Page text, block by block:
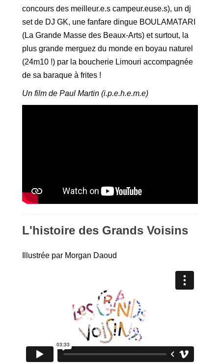
concours des meilleur.e.s campeur.euse.s), un dj
set de DJ GK, une fanfare dingue BOULAMATARI
(La Grande Masse des Beaux-Arts) et surtout, la
plus grande merguez du monde en boyau naturel
(24m10 !) par la boucherie Limouri accompagnée
de sa baraque à frites !
Un film de Paul Martin (i.p.e.h.e.m.e)
L'histoire des Grands Voisins
Illustrée par Morgan Daoud